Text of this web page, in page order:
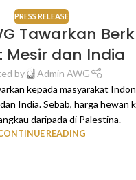
PRESS RELEASE
Tawarkan
Mesir dan India
by
Admin AWG
kepada masyarakat
India. Sebab, harga hewan
daripada di Palestina.
READING